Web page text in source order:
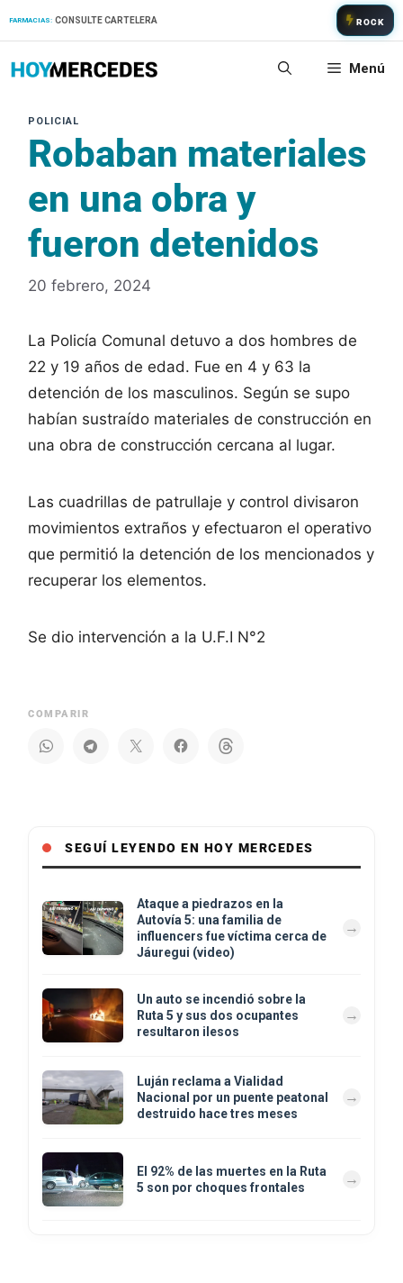
FARMACIAS: CONSULTE CARTELERA ROCK
Menú
Robaban materiales
en una obra y
fueron detenidos
20 febrero, 2024
La Policía Comunal detuvo a dos hombres de
22 y 19 años de edad. Fue en 4 y 63 la
detención de los masculinos. Según se supo
habían sustraído materiales de construcción en
una obra de construcción cercana al lugar.
Las cuadrillas de patrullaje y control divisaron
movimientos extraños y efectuaron el operativo
que permitió la detención de los mencionados y
recuperar los elementos.
Se dio intervención a la U.F.I N°2
COMPARIR
SEGUÍ LEYENDO EN HOY MERCEDES
Ataque a piedrazos en la
Autovía 5: una familia de
influencers fue víctima cerca de
Jáuregui (video)
Un auto se incendió sobre la
Ruta 5 y sus dos ocupantes
resultaron ilesos
Luján reclama a Vialidad
Nacional por un puente peatonal
destruido hace tres meses
El 92% de las muertes en la Ruta
5 son por choques frontales